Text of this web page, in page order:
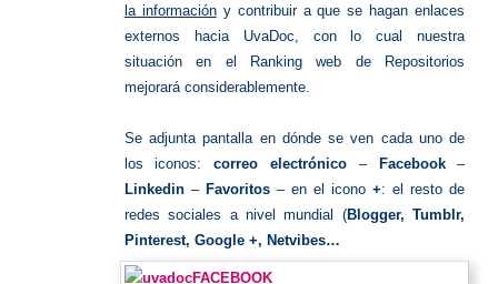
la informacióny contribuir a que se hagan enlaces
externos hacia UvaDoc, con lo cual nuestra
situación en el Ranking web de Repositorios
mejorará considerablemente.
Se adjunta pantalla en dónde se ven cada uno de
los iconos:correo electrónico – Facebook–
Linkedin– Favoritos– en el icono+: el resto de
redes sociales a nivel mundial (Blogger, Tumblr,
Pinterest, Google +, Netvibes…